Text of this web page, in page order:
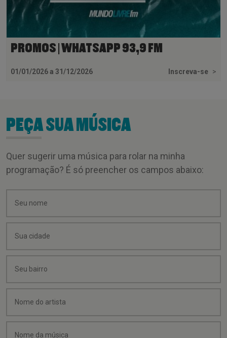
PROMOS | WHATSAPP 93,9 FM
01/01/2026 a 31/12/2026 Inscreva-se >
PEÇA SUA MÚSICA
Quer sugerir uma música para rolar na minha
programação? É só preencher os campos abaixo: